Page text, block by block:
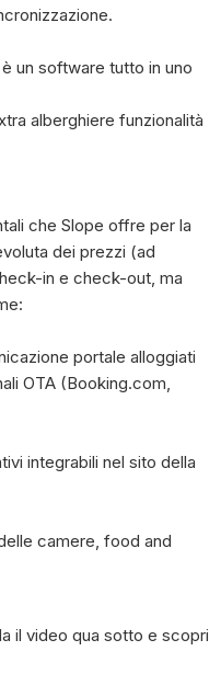
un software tutto in uno
alberghiere funzionalità
che Slope offre per la
dei prezzi (ad
in e check-out, ma
portale alloggiati
OTA (Booking.com,
integrabili nel sito della
camere, food and
il video qua sotto e scopri